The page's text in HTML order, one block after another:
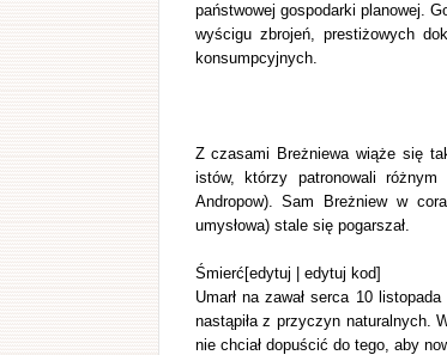
państwowej gospodarki planowej.
wyścigu zbrojeń, prestiżowych
konsumpcyjnych.
Z czasami Breżniewa wiąże się
istów, którzy patronowali różnym
Andropow). Sam Breżniew w
umysłowa) stale się pogarszał.
Śmierć[edytuj | edytuj kod]
Umarł na zawał serca 10
nastąpiła z przyczyn naturalnych.
nie chciał dopuścić do tego, aby